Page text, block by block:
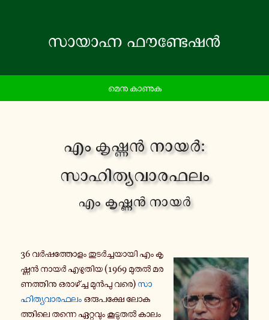
മെനു കാണുക
എം കൃ­ഷ്ണൻ നായർ:
സാ­ഹി­ത്യ­വാ­ര­ഫ­ലം
എം കൃ­ഷ്ണൻ നായർ
36 വര്‍ഷ­ത്തോ­ളം തു­ടര്‍ച്ച­യാ­യി എം കൃ­
ഷ്ണൻ നായർ എ­ഴു­തി­യ (1969 മു­തല്‍ മ­ര­
ണ­ത്തി­നു ഒ­രാ­ഴ്ച്ച മുന്‍പു വരെ) സാ­
ഹി­ത്യ­വാ­ര­ഫ­ലം ഒ­രു­പ­ക്ഷേ ലോ­ക­
ത്തി­ലെ തന്നെ ഏ­റ്റ­വും കൂ­ടു­തല്‍ കാലം